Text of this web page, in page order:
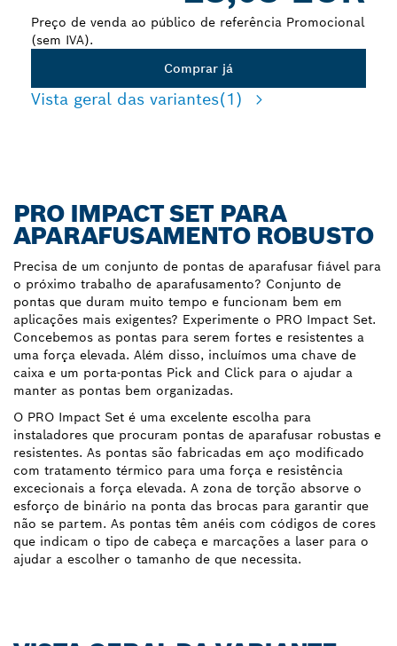
Preço de venda ao público de referência Promocional
(sem IVA).
Comprar já
Vista geral das variantes(1)
PRO IMPACT SET PARA
APARAFUSAMENTO ROBUSTO
Precisa de um conjunto de pontas de aparafusar fiável para
o próximo trabalho de aparafusamento? Conjunto de
pontas que duram muito tempo e funcionam bem em
aplicações mais exigentes? Experimente o PRO Impact Set.
Concebemos as pontas para serem fortes e resistentes a
uma força elevada. Além disso, incluímos uma chave de
caixa e um porta-pontas Pick and Click para o ajudar a
manter as pontas bem organizadas.
O PRO Impact Set é uma excelente escolha para
instaladores que procuram pontas de aparafusar robustas e
resistentes. As pontas são fabricadas em aço modificado
com tratamento térmico para uma força e resistência
excecionais a força elevada. A zona de torção absorve o
esforço de binário na ponta das brocas para garantir que
não se partem. As pontas têm anéis com códigos de cores
que indicam o tipo de cabeça e marcações a laser para o
ajudar a escolher o tamanho de que necessita.